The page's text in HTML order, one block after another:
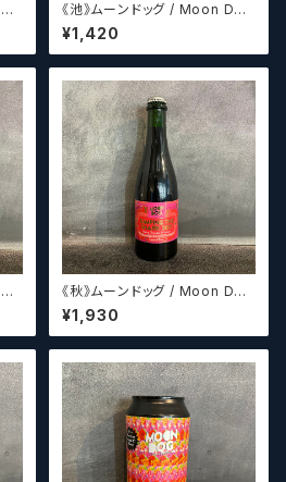
《池》ムーンドッグ / Moon Dog
Mooseroo
¥1,420
《秋》ムーンドッグ / Moon Dog
Jumping The Shark 2021
¥1,930